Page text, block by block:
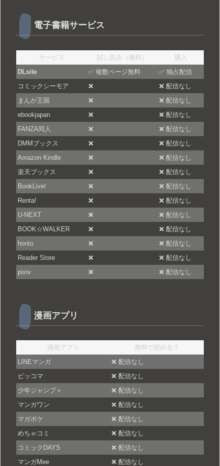
電子書籍サービス
サービス 試し読み（無料）
購入
DLsite
✅ 複数ページ無料
✅ 独占配信
コミックシーモア
❌
❌ 配信なし
まんが王国
❌
❌ 配信なし
ebookjapan
❌
❌ 配信なし
FANZA同人
❌
❌ 配信なし
DMMブックス
❌
❌ 配信なし
Amazon Kindle
❌
❌ 配信なし
楽天ブックス
❌
❌ 配信なし
BookLive!
❌
❌ 配信なし
Renta!
❌
❌ 配信なし
U-NEXT
❌
❌ 配信なし
BOOK☆WALKER
❌
❌ 配信なし
honto
❌
❌ 配信なし
Reader Store
❌
❌ 配信なし
pixiv
❌ ❌ 配信なし
漫画アプリ
漫画アプリ
無料で読める？
LINEマンガ
❌ 配信なし
ピッコマ
❌ 配信なし
少年ジャンプ＋
❌ 配信なし
マンガワン
❌ 配信なし
マガポケ
❌ 配信なし
めちゃコミ
❌ 配信なし
コミックDAYS
❌ 配信なし
マンガMee
❌ 配信なし